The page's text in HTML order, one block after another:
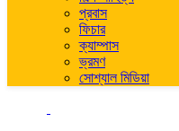
প্রবাস
ফিচার
ক্যাম্পাস
ভ্রমণ
সোশ্যাল মিডিয়া